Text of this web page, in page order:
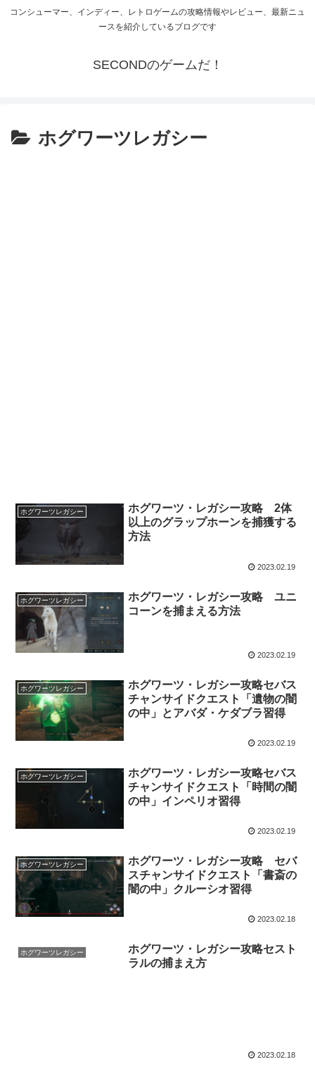
コンシューマー、インディー、レトロゲームの攻略情報やレビュー、最新ニュ
ースを紹介しているブログです
SECONDのゲームだ！
ホグワーツレガシー
ホグワーツレガシー
ホグワーツ・レガシー攻略 2体
以上のグラップホーンを捕獲する
方法
2023.02.19
ホグワーツレガシー
ホグワーツ・レガシー攻略 ユニ
コーンを捕まえる方法
2023.02.19
ホグワーツレガシー
ホグワーツ・レガシー攻略セバス
チャンサイドクエスト「遺物の闇
の中」とアバダ・ケダブラ習得
2023.02.19
ホグワーツレガシー
ホグワーツ・レガシー攻略セバス
チャンサイドクエスト「時間の闇
の中」インペリオ習得
2023.02.19
ホグワーツレガシー
ホグワーツ・レガシー攻略 セバ
スチャンサイドクエスト「書斎の
闇の中」クルーシオ習得
2023.02.18
ホグワーツレガシー
ホグワーツ・レガシー攻略セスト
ラルの捕まえ方
2023.02.18